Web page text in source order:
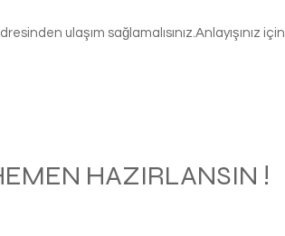
ulaşım sağlamalısınız.Anlayışınız için
HAZIRLANSIN !